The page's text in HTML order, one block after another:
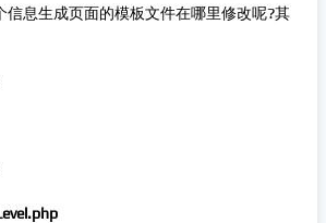
信息生成页面的模板文件在哪里修改呢?其